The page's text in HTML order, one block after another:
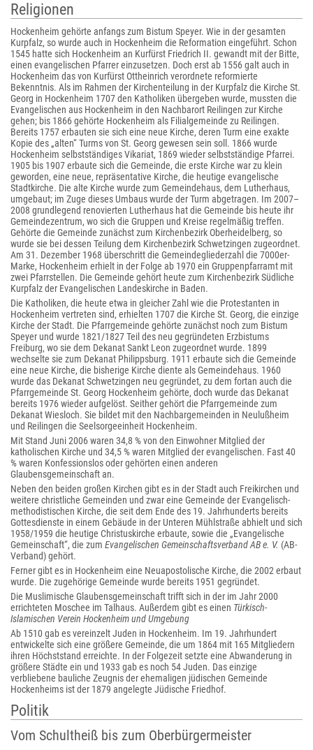
Religionen
Hockenheim gehörte anfangs zum Bistum Speyer. Wie in der gesamten
Kurpfalz, so wurde auch in Hockenheim die Reformation eingeführt. Schon
1545 hatte sich Hockenheim an Kurfürst Friedrich II. gewandt mit der Bitte,
einen evangelischen Pfarrer einzusetzen. Doch erst ab 1556 galt auch in
Hockenheim das von Kurfürst Ottheinrich verordnete reformierte
Bekenntnis. Als im Rahmen der Kirchenteilung in der Kurpfalz die Kirche St.
Georg in Hockenheim 1707 den Katholiken übergeben wurde, mussten die
Evangelischen aus Hockenheim in den Nachbarort Reilingen zur Kirche
gehen; bis 1866 gehörte Hockenheim als Filialgemeinde zu Reilingen.
Bereits 1757 erbauten sie sich eine neue Kirche, deren Turm eine exakte
Kopie des „alten“ Turms von St. Georg gewesen sein soll. 1866 wurde
Hockenheim selbstständiges Vikariat, 1869 wieder selbstständige Pfarrei.
1905 bis 1907 erbaute sich die Gemeinde, die erste Kirche war zu klein
geworden, eine neue, repräsentative Kirche, die heutige evangelische
Stadtkirche. Die alte Kirche wurde zum Gemeindehaus, dem Lutherhaus,
umgebaut; im Zuge dieses Umbaus wurde der Turm abgetragen. Im 2007–
2008 grundlegend renovierten Lutherhaus hat die Gemeinde bis heute ihr
Gemeindezentrum, wo sich die Gruppen und Kreise regelmäßig treffen.
Gehörte die Gemeinde zunächst zum Kirchenbezirk Oberheidelberg, so
wurde sie bei dessen Teilung dem Kirchenbezirk Schwetzingen zugeordnet.
Am 31. Dezember 1968 überschritt die Gemeindegliederzahl die 7000er-
Marke, Hockenheim erhielt in der Folge ab 1970 ein Gruppenpfarramt mit
zwei Pfarrstellen. Die Gemeinde gehört heute zum Kirchenbezirk Südliche
Kurpfalz der Evangelischen Landeskirche in Baden.
Die Katholiken, die heute etwa in gleicher Zahl wie die Protestanten in
Hockenheim vertreten sind, erhielten 1707 die Kirche St. Georg, die einzige
Kirche der Stadt. Die Pfarrgemeinde gehörte zunächst noch zum Bistum
Speyer und wurde 1821/1827 Teil des neu gegründeten Erzbistums
Freiburg, wo sie dem Dekanat Sankt Leon zugeordnet wurde. 1899
wechselte sie zum Dekanat Philippsburg. 1911 erbaute sich die Gemeinde
eine neue Kirche, die bisherige Kirche diente als Gemeindehaus. 1960
wurde das Dekanat Schwetzingen neu gegründet, zu dem fortan auch die
Pfarrgemeinde St. Georg Hockenheim gehörte, doch wurde das Dekanat
bereits 1976 wieder aufgelöst. Seither gehört die Pfarrgemeinde zum
Dekanat Wiesloch. Sie bildet mit den Nachbargemeinden in Neulußheim
und Reilingen die Seelsorgeeinheit Hockenheim.
Mit Stand Juni 2006 waren 34,8 % von den Einwohner Mitglied der
katholischen Kirche und 34,5 % waren Mitglied der evangelischen. Fast 40
% waren Konfessionslos oder gehörten einen anderen
Glaubensgemeinschaft an.
Neben den beiden großen Kirchen gibt es in der Stadt auch Freikirchen und
weitere christliche Gemeinden und zwar eine Gemeinde der Evangelisch-
methodistischen Kirche, die seit dem Ende des 19. Jahrhunderts bereits
Gottesdienste in einem Gebäude in der Unteren Mühlstraße abhielt und sich
1958/1959 die heutige Christuskirche erbaute, sowie die „Evangelische
Gemeinschaft“, die zum Evangelischen Gemeinschaftsverband AB e. V. (AB-
Verband) gehört.
Ferner gibt es in Hockenheim eine Neuapostolische Kirche, die 2002 erbaut
wurde. Die zugehörige Gemeinde wurde bereits 1951 gegründet.
Die Muslimische Glaubensgemeinschaft trifft sich in der im Jahr 2000
errichteten Moschee im Talhaus. Außerdem gibt es einen Türkisch-
Islamischen Verein Hockenheim und Umgebung
Ab 1510 gab es vereinzelt Juden in Hockenheim. Im 19. Jahrhundert
entwickelte sich eine größere Gemeinde, die um 1864 mit 165 Mitgliedern
ihren Höchststand erreichte. In der Folgezeit setzte eine Abwanderung in
größere Städte ein und 1933 gab es noch 54 Juden. Das einzige
verbliebene bauliche Zeugnis der ehemaligen jüdischen Gemeinde
Hockenheims ist der 1879 angelegte Jüdische Friedhof.
Politik
Vom Schultheiß bis zum Oberbürgermeister